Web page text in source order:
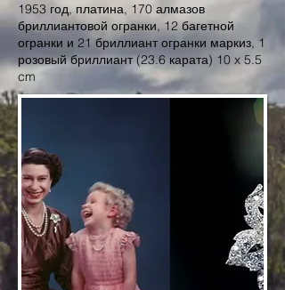
1953 год, платина, 170 алмазов
бриллиантовой огранки, 12 багетной
огранки и 21 бриллиант огранки маркиз, 1
розовый бриллиант (23.6 карата) 10 x 5.5
cm